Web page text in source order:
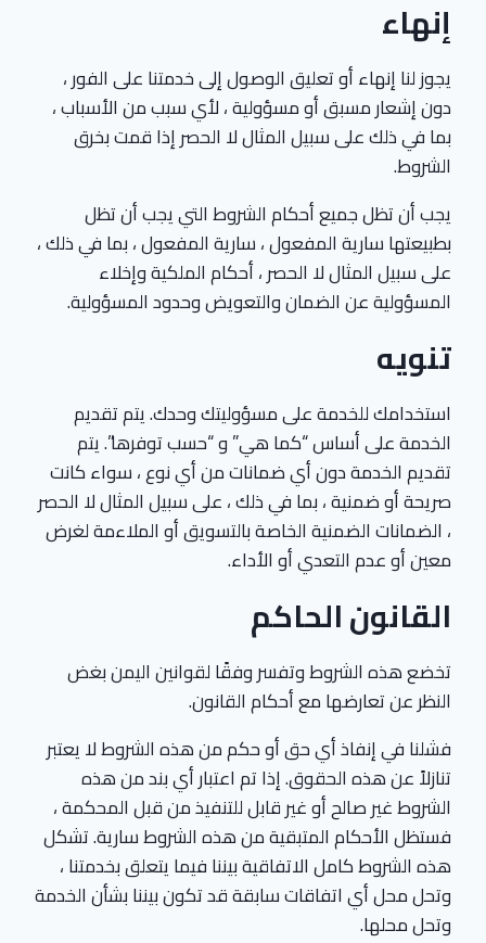
إنهاء
يجوز لنا إنهاء أو تعليق الوصول إلى خدمتنا على الفور ،
دون إشعار مسبق أو مسؤولية ، لأي سبب من الأسباب ،
بما في ذلك على سبيل المثال لا الحصر إذا قمت بخرق
الشروط.
يجب أن تظل جميع أحكام الشروط التي يجب أن تظل
بطبيعتها سارية المفعول ، سارية المفعول ، بما في ذلك ،
على سبيل المثال لا الحصر ، أحكام الملكية وإخلاء
المسؤولية عن الضمان والتعويض وحدود المسؤولية.
تنويه
استخدامك للخدمة على مسؤوليتك وحدك. يتم تقديم
الخدمة على أساس “كما هي” و “حسب توفرها”. يتم
تقديم الخدمة دون أي ضمانات من أي نوع ، سواء كانت
صريحة أو ضمنية ، بما في ذلك ، على سبيل المثال لا الحصر
، الضمانات الضمنية الخاصة بالتسويق أو الملاءمة لغرض
معين أو عدم التعدي أو الأداء.
القانون الحاكم
تخضع هذه الشروط وتفسر وفقًا لقوانين اليمن بغض
النظر عن تعارضها مع أحكام القانون.
فشلنا في إنفاذ أي حق أو حكم من هذه الشروط لا يعتبر
تنازلاً عن هذه الحقوق. إذا تم اعتبار أي بند من هذه
الشروط غير صالح أو غير قابل للتنفيذ من قبل المحكمة ،
فستظل الأحكام المتبقية من هذه الشروط سارية. تشكل
هذه الشروط كامل الاتفاقية بيننا فيما يتعلق بخدمتنا ،
وتحل محل أي اتفاقات سابقة قد تكون بيننا بشأن الخدمة
وتحل محلها.